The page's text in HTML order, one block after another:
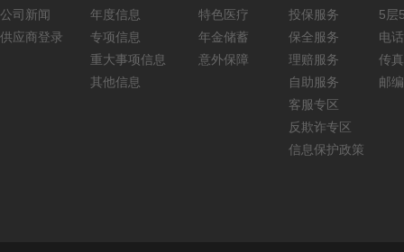
公司新闻
供应商登录
年度信息
专项信息
重大事项信息
其他信息
特色医疗
年金储蓄
意外保障
投保服务
保全服务
理赔服务
自助服务
客服专区
反欺诈专区
信息保护政策
5层
电
传
邮